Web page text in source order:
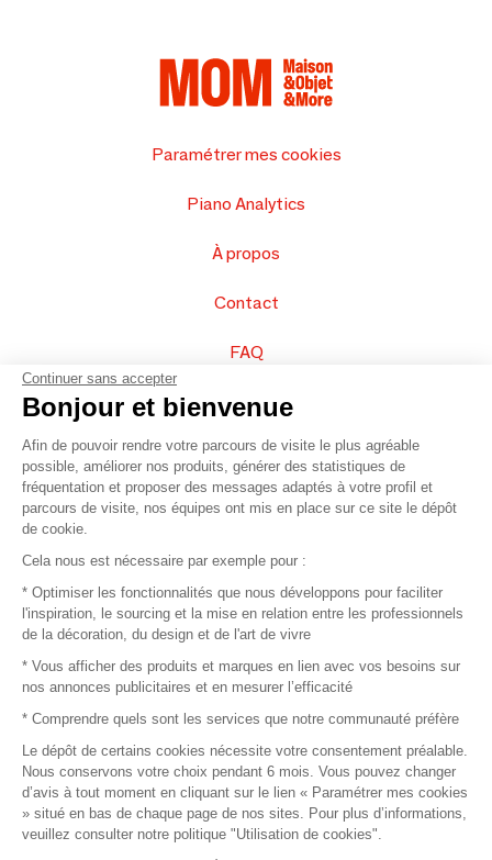
Paramétrer mes cookies
Piano Analytics
À propos
Contact
FAQ
Vendez vos produits
Plan du site
© 2016 –Organisation SAFI
Recrutement
Mentions légales
Conditions commerciales
Continuer sans accepter
Bonjour et bienvenue
Afin de pouvoir rendre votre parcours de visite le plus agréable
possible, améliorer nos produits, générer des statistiques de
fréquentation et proposer des messages adaptés à votre profil et
parcours de visite, nos équipes ont mis en place sur ce site le dépôt
de cookie.
Cela nous est nécessaire par exemple pour :
* Optimiser les fonctionnalités que nous développons pour faciliter
l'inspiration, le sourcing et la mise en relation entre les professionnels
de la décoration, du design et de l'art de vivre
* Vous afficher des produits et marques en lien avec vos besoins sur
nos annonces publicitaires et en mesurer l’efficacité
* Comprendre quels sont les services que notre communauté préfère
Le dépôt de certains cookies nécessite votre consentement préalable.
Nous conservons votre choix pendant 6 mois. Vous pouvez changer
d’avis à tout moment en cliquant sur le lien « Paramétrer mes cookies
» situé en bas de chaque page de nos sites. Pour plus d’informations,
veuillez consulter notre politique "Utilisation de cookies".